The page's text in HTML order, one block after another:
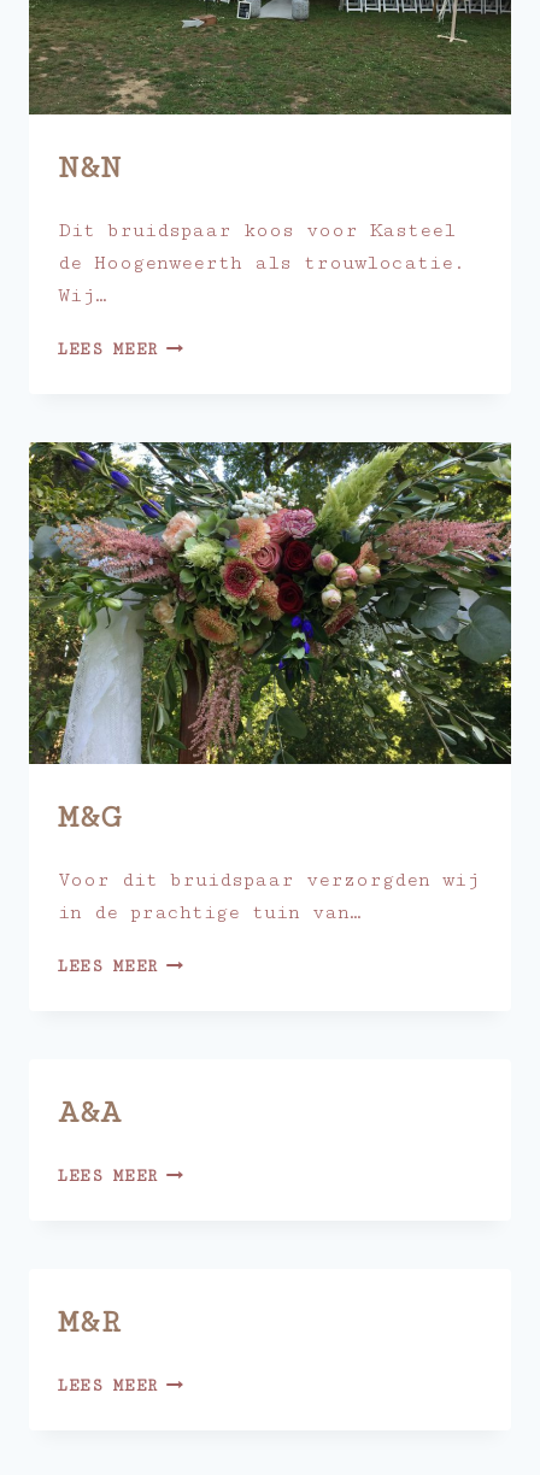
N&N
Dit bruidspaar koos voor Kasteel
de Hoogenweerth als trouwlocatie.
Wij…
LEES MEER N&N
M&G
Voor dit bruidspaar verzorgden wij
in de prachtige tuin van…
LEES MEER M&G
A&A
LEES MEER A&A
M&R
LEES MEER M&R